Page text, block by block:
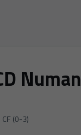
(0-3)